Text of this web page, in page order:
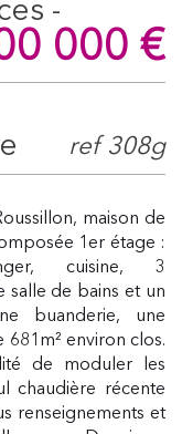
000 €
ref 308g
maison de
1er étage :
cuisine, 3
salle de bains et un
buanderie, une
environ clos.
de moduler les
chaudière récente
renseignements et